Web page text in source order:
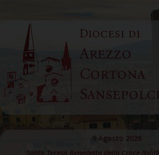
content
Diocesi di
Arezzo
Cortona
9 Agosto 2026
Santa Teresa Benedetta della Croce